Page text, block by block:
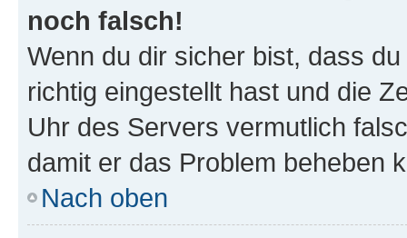
noch falsch!
Wenn du dir sicher bist, dass
richtig eingestellt hast und die
Uhr des Servers vermutlich
damit er das Problem beheben
Nach oben